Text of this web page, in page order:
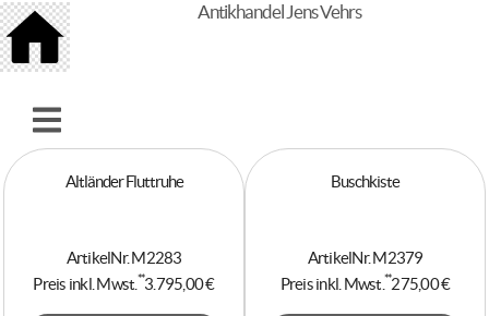
Antikhandel Jens Vehrs
Altländer Fluttruhe
ArtikelNr. M2283
Preis inkl. Mwst. **3.795,00 €
Buschkiste
ArtikelNr. M2379
Preis inkl. Mwst. **275,00 €